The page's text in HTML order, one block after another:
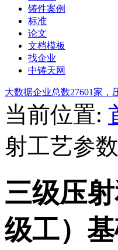
铸件案例
标准
论文
文档模板
找企业
中铸天网
大数据企业总数27601家，
当前位置:
射工艺参
三级压
级工）